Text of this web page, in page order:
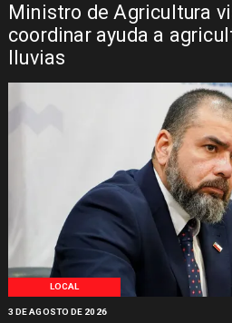
Ministro de Agricultura
coordinar ayuda a
lluvias
LOCAL
3 DE AGOSTO DE 2026